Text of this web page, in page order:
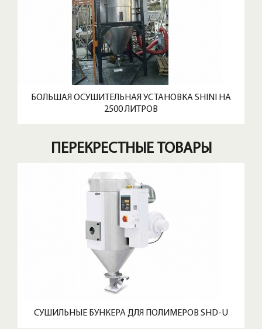
БОЛЬШАЯ ОСУШИТЕЛЬНАЯ УСТАНОВКА SHINI НА
2500 ЛИТРОВ
ПЕРЕКРЕСТНЫЕ ТОВАРЫ
СУШИЛЬНЫЕ БУНКЕРА ДЛЯ ПОЛИМЕРОВ SHD-U